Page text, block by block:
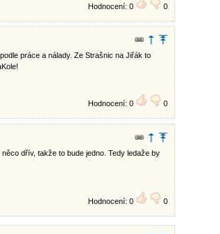
Hodnocení: 0 0
práce a nálady. Ze Strašnic na Jiřák to
Hodnocení: 0 0
dřív, takže to bude jedno. Tedy ledaže by
Hodnocení: 0 0